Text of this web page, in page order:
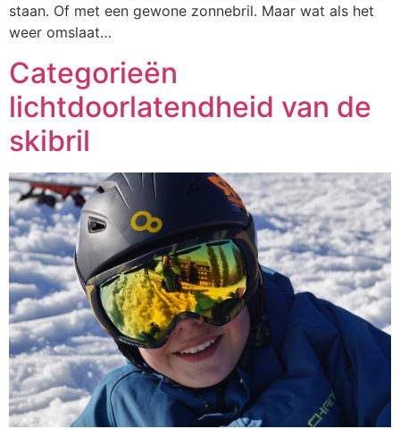
staan. Of met een gewone zonnebril. Maar wat als het
weer omslaat…
Categorieën
lichtdoorlatendheid van de
skibril